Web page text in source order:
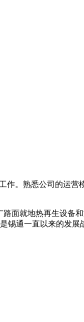
。熟悉公司的运营
就地热再生设备
锡通一直以来的发